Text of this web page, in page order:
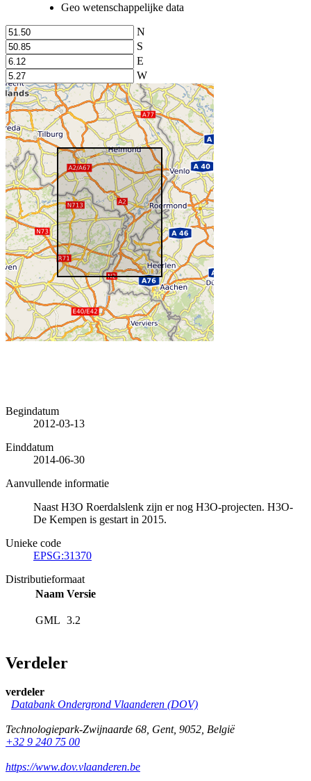
Geo wetenschappelijke data
N
S
E
W
Begindatum
2012-03-13
Einddatum
2014-06-30
Aanvullende informatie
Naast H3O Roerdalslenk zijn er nog H3O-projecten. H3O-
De Kempen is gestart in 2015.
Unieke code
EPSG:31370
Distributieformaat
Naam Versie
GML 3.2
Verdeler
verdeler
Databank Ondergrond Vlaanderen (DOV)
Technologiepark-Zwijnaarde 68, Gent, 9052, België
+32 9 240 75 00
https://www.dov.vlaanderen.be